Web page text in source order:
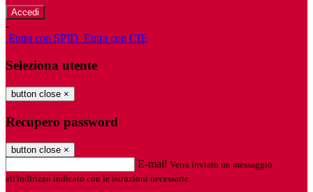
-
Entra con SPID Entra con CIE
Seleziona utente
button close ×
Recupero password
button close ×
E-mail Verrà inviato un messaggio
all'indirizzo indicato con le istruzioni necessarie.